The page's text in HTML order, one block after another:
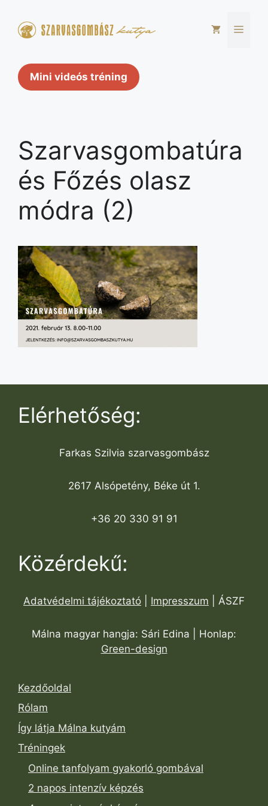
tartalomba
Mini videós tréning
Szarvasgombatúra
és Főzés olasz
módra (2)
Elérhetőség:
Farkas Szilvia szarvasgombász
2617 Alsópetény, Béke út 1.
+36 20 330 91 91
Közérdekű:
Adatvédelmi tájékoztató Impresszum | ÁSZF
Málna magyar hangja: Sári Edina | Honlap:
Green-design
Kezdőoldal
Rólam
Így látja Málna kutyám
Tréningek
Online tanfolyam gyakorló gombával
2 napos intenzív képzés